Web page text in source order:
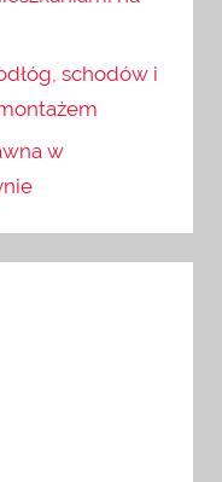
schodów i
w